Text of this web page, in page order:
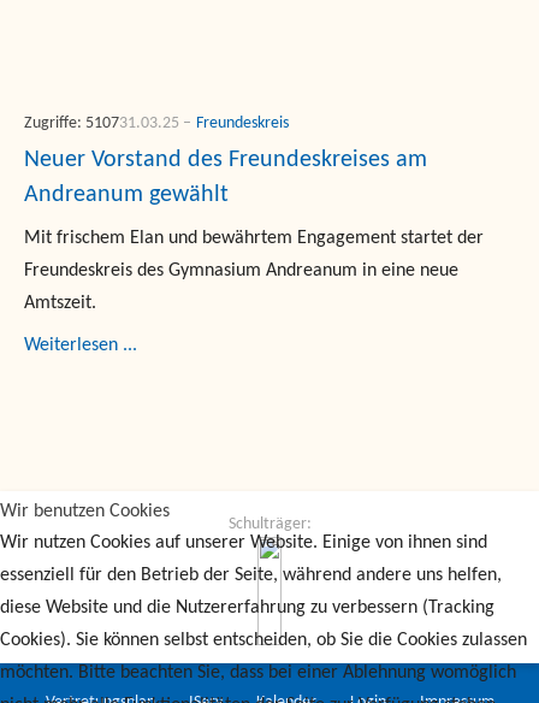
Neuer Vorstand des Freundeskreises am
Andreanum gewählt
Mit frischem Elan und bewährtem Engagement startet der
Freundeskreis des Gymnasium Andreanum in eine neue
Amtszeit.
Freundeskreis
31.03.25
Zugriffe: 5107
Weiterlesen ...
Schulträger:
Wir benutzen Cookies
Wir nutzen Cookies auf unserer Website. Einige von ihnen sind
essenziell für den Betrieb der Seite, während andere uns helfen,
diese Website und die Nutzererfahrung zu verbessern (Tracking
Cookies). Sie können selbst entscheiden, ob Sie die Cookies zulassen
möchten. Bitte beachten Sie, dass bei einer Ablehnung womöglich